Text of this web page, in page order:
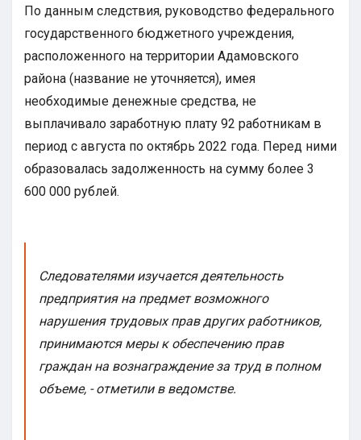
По данным следствия, руководство федерального
государственного бюджетного учреждения,
расположенного на территории Адамовского
района (название не уточняется), имея
необходимые денежные средства, не
выплачивало заработную плату 92 работникам в
период с августа по октябрь 2022 года. Перед ними
образовалась задолженность на сумму более 3
600 000 рублей.
Следователями изучается деятельность
предприятия на предмет возможного
нарушения трудовых прав других работников,
принимаются меры к обеспечению прав
граждан на вознаграждение за труд в полном
объеме, - отметили в ведомстве.